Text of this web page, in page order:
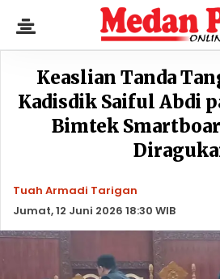
Keaslian Tanda
Kadisdik Saiful Abdi
Bimtek
Tuah Armadi Tarigan
Jumat, 12 Juni 2026 18:30 WIB